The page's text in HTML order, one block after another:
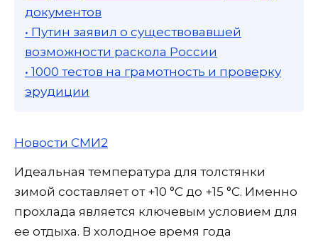
документов
• Путин заявил о существовавшей
возможности раскола России
• 1000 тестов на грамотность и проверку
эрудиции
Новости СМИ2
Идеальная температура для толстянки
зимой составляет от +10 °C до +15 °C. Именно
прохлада является ключевым условием для
ее отдыха. В холодное время года